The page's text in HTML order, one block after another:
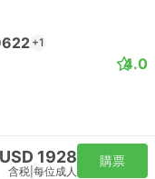
+1
4.0
USD 1928
含税 每位成人
購票